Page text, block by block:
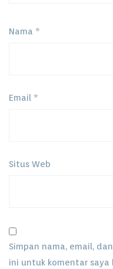
Nama *
Email *
Situs Web
Simpan nama, email,
ini untuk komentar saya